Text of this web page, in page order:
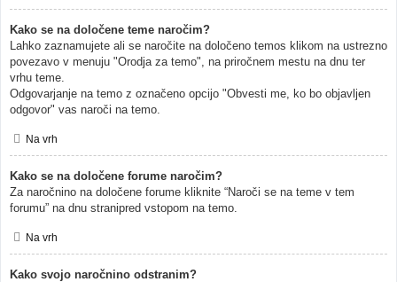
Kako se na določene teme naročim?
Lahko zaznamujete ali se naročite na določeno temos klikom na ustrezno
povezavo v menuju "Orodja za temo", na priročnem mestu na dnu ter
vrhu teme.
Odgovarjanje na temo z označeno opcijo "Obvesti me, ko bo objavljen
odgovor" vas naroči na temo.
Na vrh
Kako se na določene forume naročim?
Za naročnino na določene forume kliknite “Naroči se na teme v tem
forumu” na dnu stranipred vstopom na temo.
Na vrh
Kako svojo naročnino odstranim?